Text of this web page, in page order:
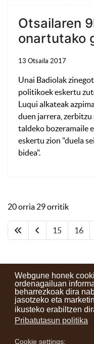
Webgune honek
ordenagailuan
beharrezkoak dira
jasotzeko eta
ikusteko erabiltzen
Pribatutasun politika
Cookie settings:
Otsailaren
onartutako
13 Otsaila 2017
Unai Badiolak
politikoek eskertu
Luqui alkateak
duen jarrera,
taldeko bozeramaile
eskertu zion "duela
bidea".
20 orria 29 orritik
15 16
Kontaktuak